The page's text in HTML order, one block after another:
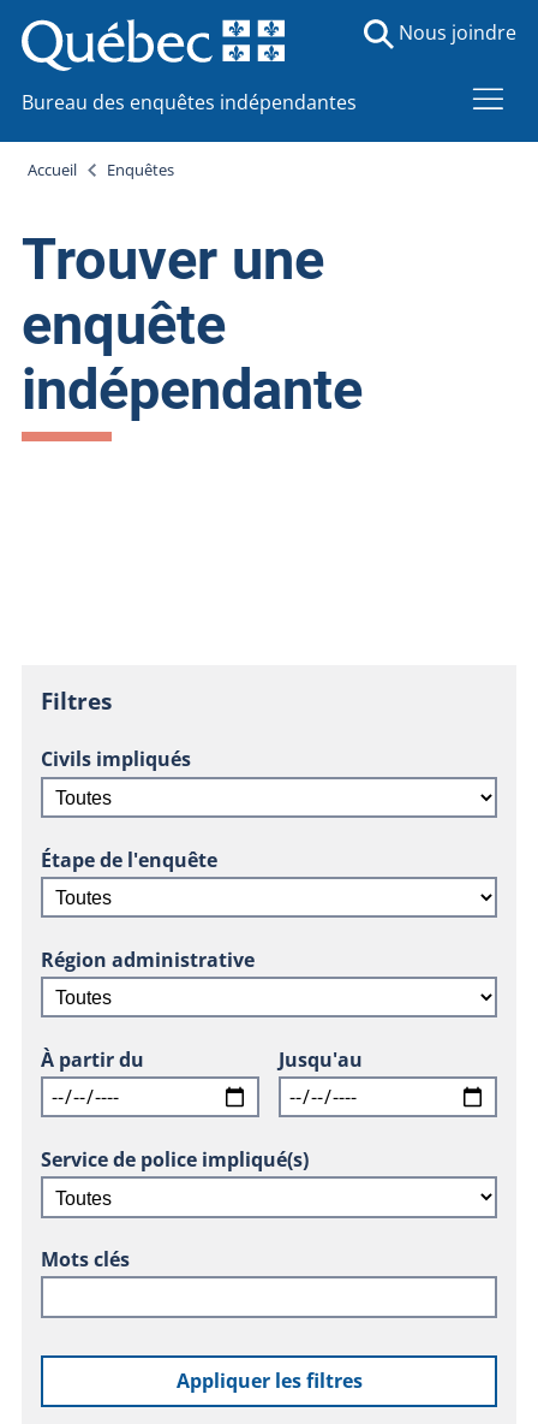
Bureau des enquêtes indépendantes
Nous joindre
Accueil Enquêtes
Trouver une
enquête
indépendante
Filtres
Civils impliqués
Étape de l'enquête
Région administrative
À partir du Jusqu'au
Service de police impliqué(s)
Mots clés
Appliquer les filtres